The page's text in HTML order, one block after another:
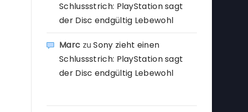
Schlussstrich: PlayStation sagt
der Disc endgültig Lebewohl
Marc zuSony zieht einen
Schlussstrich: PlayStation sagt
der Disc endgültig Lebewohl